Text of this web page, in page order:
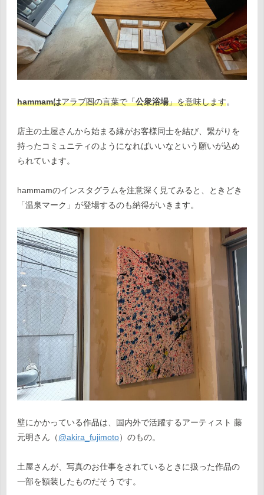
hammamはアラブ圏の言葉で「公衆浴場」を意味します。
店主の土屋さんから始まる縁がお客様同士を結び、繋がりを
持ったコミュニティのようになればいいなという願いが込め
られています。
hammamのインスタグラムを注意深く見てみると、ときどき
「温泉マーク」が登場するのも納得がいきます。
壁にかかっている作品は、国内外で活躍するアーティスト 藤
元明さん（@akira_fujimoto）のもの。
土屋さんが、写真のお仕事をされているときに扱った作品の
一部を額装したものだそうです。